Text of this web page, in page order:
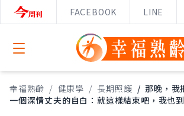
FACEBOOK LINE
Open menu
幸福熟齡 / 健康學 / 長期照護 / 那晚，我
一個深情丈夫的自白：就這樣結束吧，我也